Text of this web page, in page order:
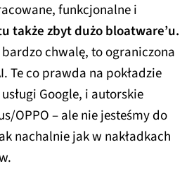
funkcjonalne i
także zbyt dużo bloatware’u.
chwalę, to ograniczona
Te co prawda na pokładzie
Google, i autorskie
OPPO – ale nie jesteśmy do
nachalnie jak w nakładkach